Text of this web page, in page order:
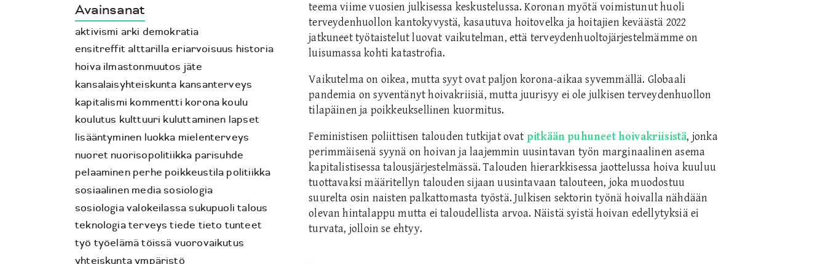
Avainsanat
aktivismi arki demokratia
ensitreffit alttarilla eriarvoisuus historia
hoiva ilmastonmuutos jäte
kansalaisyhteiskunta kansanterveys
kapitalismi kommentti korona koulu
koulutus kulttuuri kuluttaminen lapset
lisääntyminen luokka mielenterveys
nuoret nuorisopolitiikka parisuhde
pelaaminen perhe poikkeustila politiikka
sosiaalinen media sosiologia
sosiologia valokeilassa sukupuoli talous
teknologiaterveys tiede tieto tunteet
työ työelämä töissä vuorovaikutus
yhteiskuntaympäristö
teema viime vuosien julkisessa keskustelussa. Koronan myötä voimistunut huoli
terveydenhuollon kantokyvystä, kasautuva hoitovelka ja hoitajien keväästä 2022
jatkuneet työtaistelut luovat vaikutelman, että terveydenhuoltojärjestelmämme on
luisumassa kohti katastrofia.
Vaikutelma on oikea, mutta syyt ovat paljon korona-aikaa syvemmällä. Globaali
pandemia on syventänyt hoivakriisiä, mutta juurisyy ei ole julkisen terveydenhuollon
tilapäinen ja poikkeuksellinen kuormitus.
Feministisen poliittisen talouden tutkijat ovat pitkään puhuneet hoivakriisistä, jonka
perimmäisenä syynä on hoivan ja laajemmin uusintavan työn marginaalinen asema
kapitalistisessa talousjärjestelmässä. Talouden hierarkkisessa jaottelussa hoiva kuuluu
tuottavaksi määritellyn talouden sijaan uusintavaan talouteen, joka muodostuu
suurelta osin naisten palkattomasta työstä. Julkisen sektorin työnä hoivalla nähdään
olevan hintalappu mutta ei taloudellista arvoa. Näistä syistä hoivan edellytyksiä ei
turvata, jolloin se ehtyy.